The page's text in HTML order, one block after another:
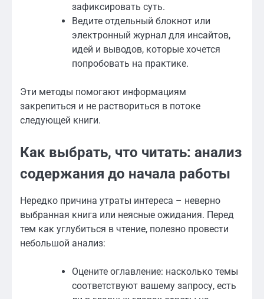
зафиксировать суть.
Ведите отдельный блокнот или
электронный журнал для инсайтов,
идей и выводов, которые хочется
попробовать на практике.
Эти методы помогают информациям
закрепиться и не раствориться в потоке
следующей книги.
Как выбрать, что читать: анализ
содержания до начала работы
Нередко причина утраты интереса – неверно
выбранная книга или неясные ожидания. Перед
тем как углубиться в чтение, полезно провести
небольшой анализ:
Оцените оглавление: насколько темы
соответствуют вашему запросу, есть